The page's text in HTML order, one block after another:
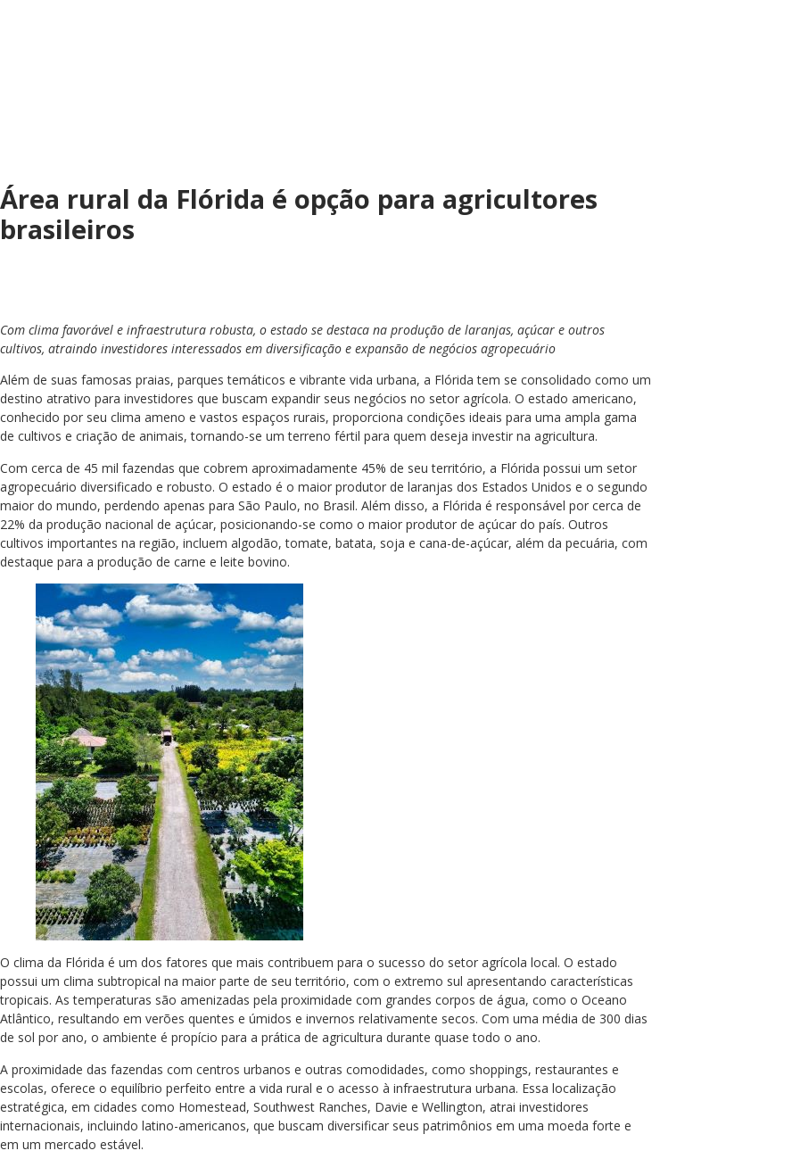
Área rural da Flórida é opção para agricultores
brasileiros
Com clima favorável e infraestrutura robusta, o estado se destaca na produção de laranjas, açúcar e outros
cultivos, atraindo investidores interessados em diversificação e expansão de negócios agropecuário
Além de suas famosas praias, parques temáticos e vibrante vida urbana, a Flórida tem se consolidado como um
destino atrativo para investidores que buscam expandir seus negócios no setor agrícola. O estado americano,
conhecido por seu clima ameno e vastos espaços rurais, proporciona condições ideais para uma ampla gama
de cultivos e criação de animais, tornando-se um terreno fértil para quem deseja investir na agricultura.
Com cerca de 45 mil fazendas que cobrem aproximadamente 45% de seu território, a Flórida possui um setor
agropecuário diversificado e robusto. O estado é o maior produtor de laranjas dos Estados Unidos e o segundo
maior do mundo, perdendo apenas para São Paulo, no Brasil. Além disso, a Flórida é responsável por cerca de
22% da produção nacional de açúcar, posicionando-se como o maior produtor de açúcar do país. Outros
cultivos importantes na região, incluem algodão, tomate, batata, soja e cana-de-açúcar, além da pecuária, com
destaque para a produção de carne e leite bovino.
O clima da Flórida é um dos fatores que mais contribuem para o sucesso do setor agrícola local. O estado
possui um clima subtropical na maior parte de seu território, com o extremo sul apresentando características
tropicais. As temperaturas são amenizadas pela proximidade com grandes corpos de água, como o Oceano
Atlântico, resultando em verões quentes e úmidos e invernos relativamente secos. Com uma média de 300 dias
de sol por ano, o ambiente é propício para a prática de agricultura durante quase todo o ano.
A proximidade das fazendas com centros urbanos e outras comodidades, como shoppings, restaurantes e
escolas, oferece o equilíbrio perfeito entre a vida rural e o acesso à infraestrutura urbana. Essa localização
estratégica, em cidades como Homestead, Southwest Ranches, Davie e Wellington, atrai investidores
internacionais, incluindo latino-americanos, que buscam diversificar seus patrimônios em uma moeda forte e
em um mercado estável.